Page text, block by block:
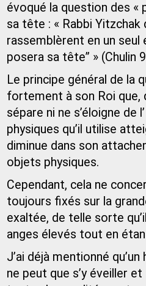
évoqué la question des «
sa tête : « Rabbi
rassemblèrent en un seul
posera sa tête” » (Chulin
Le principe général de la
fortement à son Roi que,
sépare ni ne s’éloigne
physiques qu’il utilise
diminue dans son
objets physiques.
Cependant, cela ne
toujours fixés sur la
exaltée, de telle sorte
anges élevés tout en
J’ai déjà mentionné
ne peut que s’y éveiller